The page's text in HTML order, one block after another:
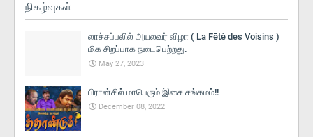
நிகழ்வுகள்
லாச்சப்பலில் அயலவர் விழா ( La Fētè des Voisins )
மிக சிறப்பாக நடைபெற்றது.
May 27, 2023
பிரான்சில் மாபெரும் இசை சங்கமம்!!
December 08, 2022